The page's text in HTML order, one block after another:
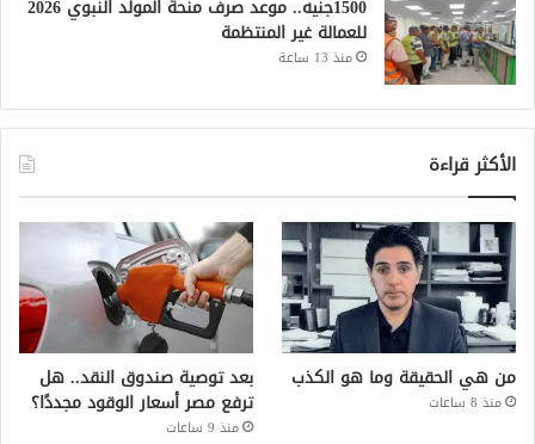
1500جنيه.. موعد صرف منحة المولد النبوي 2026
للعمالة غير المنتظمة
منذ 13 ساعة
الأكثر قراءة
من هي الحقيقة وما هو الكذب
منذ 8 ساعات
بعد توصية صندوق النقد.. هل
ترفع مصر أسعار الوقود مجددًا؟
منذ 9 ساعات